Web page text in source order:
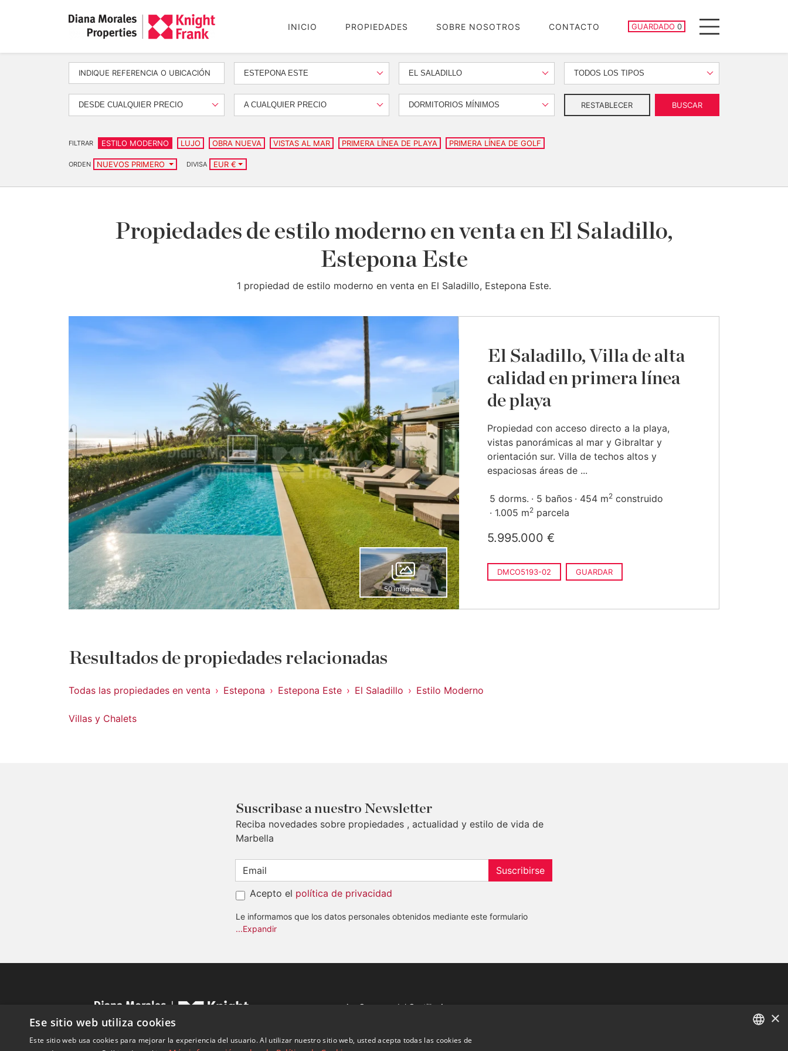
INICIO PROPIEDADES SOBRE NOSOTROS CONTACTO GUARDADO 0
PROPIEDADES GUARDADAS
Menu
ESTEPONA ESTE EL SALADILLO TODOS LOS TIPOS
DESDE CUALQUIER PRECIO A CUALQUIER PRECIO DORMITORIOS MÍNIMOS RESTABLECER BUSCAR
FILTRAR ESTILO MODERNO LUJO OBRA NUEVA VISTAS AL MAR PRIMERA LÍNEA DE PLAYA PRIMERA LÍNEA DE GOLF
ORDEN NUEVOS PRIMERO DIVISA EUR €
Propiedades de estilo moderno en venta en El Saladillo,
Estepona Este
1 propiedad de estilo moderno en venta en El Saladillo, Estepona Este.
50 imágenes
El Saladillo, Villa de alta
calidad en primera línea
de playa
Propiedad con acceso directo a la playa,
vistas panorámicas al mar y Gibraltar y
orientación sur. Villa de techos altos y
espaciosas áreas de ...
5 dorms. 5 baños 454 m2 construido
1.005 m2 parcela
5.995.000 €
DMCO5193-02 GUARDAR
Resultados de propiedades relacionadas
Todas las propiedades en venta Estepona Estepona Este El Saladillo Estilo Moderno
Villas y Chalets
Suscribase a nuestro Newsletter
Reciba novedades sobre propiedades , actualidad y estilo de vida de
Marbella
Suscribirse
Acepto el política de privacidad
Le informamos que los datos personales obtenidos mediante este formulario
...Expandir
Av. Canovas del Castillo 4
×
Ese sitio web utiliza cookies
Este sitio web usa cookies para mejorar la experiencia del usuario. Al utilizar nuestro sitio web, usted acepta todas las cookies de